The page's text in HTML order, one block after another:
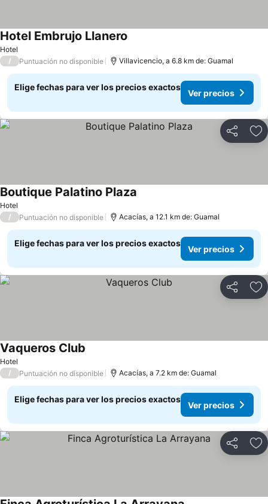
Hotel
Hotel Embrujo Llanero
/ Puntuación no disponible Villavicencio, a 6.8 km de: Guamal
Elige fechas para ver los precios exactos
Ver precios
Compartir
Hotel
Boutique Palatino Plaza
/ Puntuación no disponible Acacías, a 12.1 km de: Guamal
Elige fechas para ver los precios exactos
Ver precios
Compartir
Hotel
Vaqueros Club
/ Puntuación no disponible Acacías, a 7.2 km de: Guamal
Elige fechas para ver los precios exactos
Ver precios
Compartir